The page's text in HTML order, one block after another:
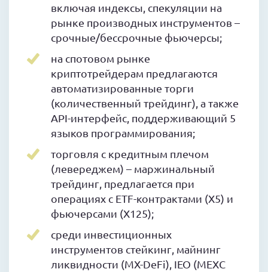
включая индексы, спекуляции на
рынке производных инструментов –
срочные/бессрочные фьючерсы;
на спотовом рынке
криптотрейдерам предлагаются
автоматизированные торги
(количественный трейдинг), а также
API-интерфейс, поддерживающий 5
языков программирования;
торговля с кредитным плечом
(левереджем) – маржинальный
трейдинг, предлагается при
операциях с ETF-контрактами (X5) и
фьючерсами (X125);
среди инвестиционных
инструментов стейкинг, майнинг
ликвидности (MX-DeFi), IEO (MEXC